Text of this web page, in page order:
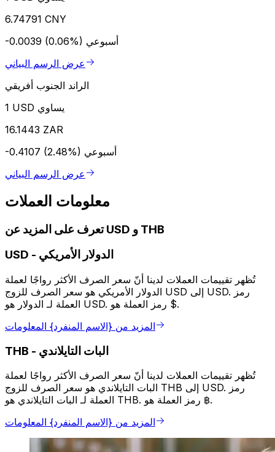
6.74791 CNY
-0.0039 (0.06%) أسبوعي
عرض الرسم البياني
الراند الجنوب أفريقي
1 USD يساوي
16.1443 ZAR
-0.4107 (2.48%) أسبوعي
عرض الرسم البياني
معلومات العملات
تعرف على المزيد عن USD و THB
USD - الدولار الأمريكي
تُظهر تقييمات العملات لدينا أنّ سعر الصرف الأكثر رواجًا لعملة
الدولار الأمريكي هو سعر الصرف للزوج USD إلى USD. رمز
العملة لـ الدولار هو USD. رمز العملة هو $.
المزيد من {الاسم المنفرد} المعلومات
THB - البات التايلاندي
تُظهر تقييمات العملات لدينا أنّ سعر الصرف الأكثر رواجًا لعملة
البات التايلاندي هو سعر الصرف للزوج THB إلى USD. رمز
العملة لـ البات التايلاندي هو THB. رمز العملة هو ฿.
المزيد من {الاسم المنفرد} المعلومات